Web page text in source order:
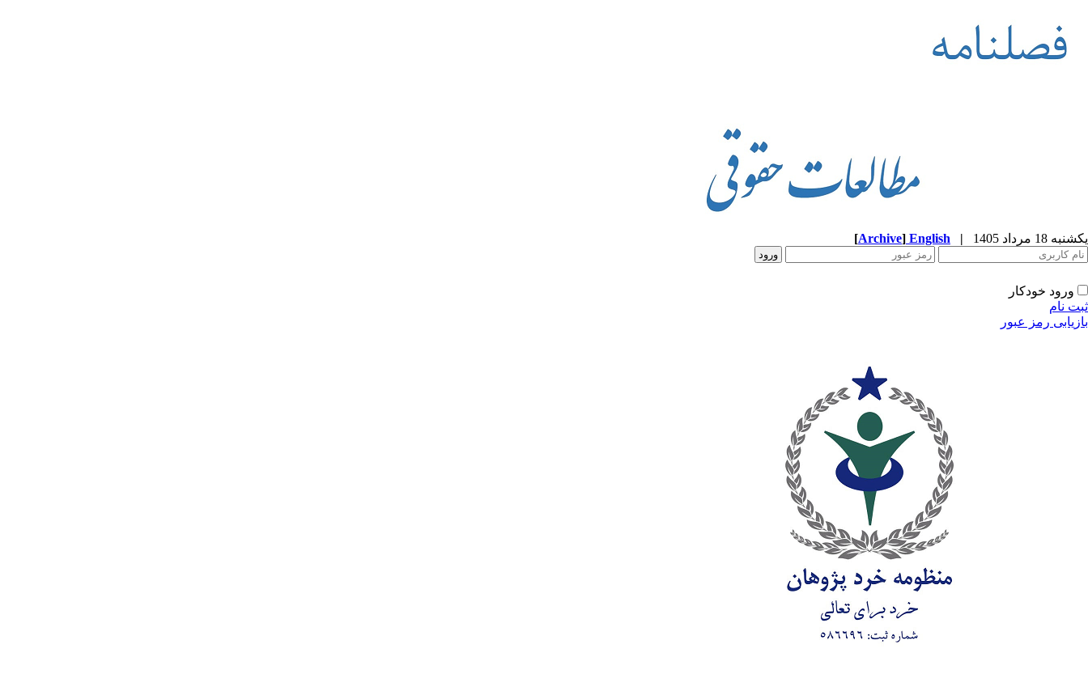
یکشنبه 18 مرداد 1405 |
English
[Archive]
ورود خودکار
ثبت نام
بازیابی رمز عبور